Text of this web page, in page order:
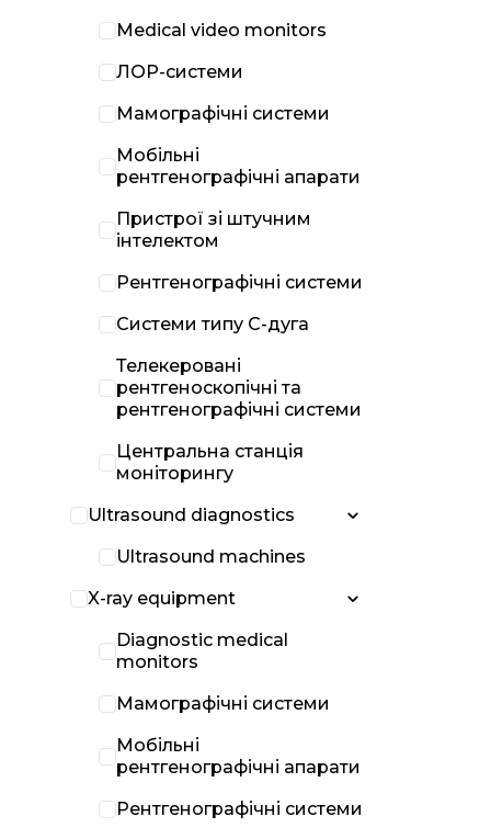
Medical video monitors
ЛОР-системи
Мамографічні системи
Мобільні
рентгенографічні апарати
Пристрої зі штучним
інтелектом
Рентгенографічні системи
Системи типу С-дуга
Телекеровані
рентгеноскопічні та
рентгенографічні системи
Центральна станція
моніторингу
Ultrasound diagnostics
Ultrasound machines
X-ray equipment
Diagnostic medical
monitors
Мамографічні системи
Мобільні
рентгенографічні апарати
Рентгенографічні системи